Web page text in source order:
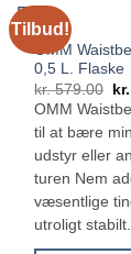
flere
varianter.
Mulighederne
kan
vælges
på
varesiden
Tilbud!
OMM
0,5 L. Flaske
kr.579.00 kr.
OMM
til at bære
udstyr eller
turen Nem
væsentlige
utroligt stabilt.